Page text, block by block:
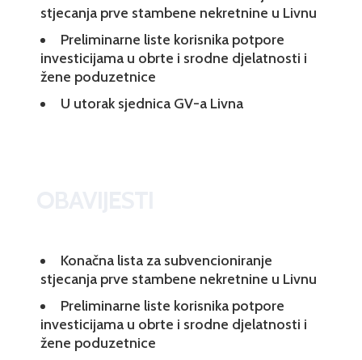
stjecanja prve stambene nekretnine u Livnu
Preliminarne liste korisnika potpore
investicijama u obrte i srodne djelatnosti i
žene poduzetnice
U utorak sjednica GV-a Livna
Konačna lista za subvencioniranje
stjecanja prve stambene nekretnine u Livnu
Preliminarne liste korisnika potpore
investicijama u obrte i srodne djelatnosti i
žene poduzetnice